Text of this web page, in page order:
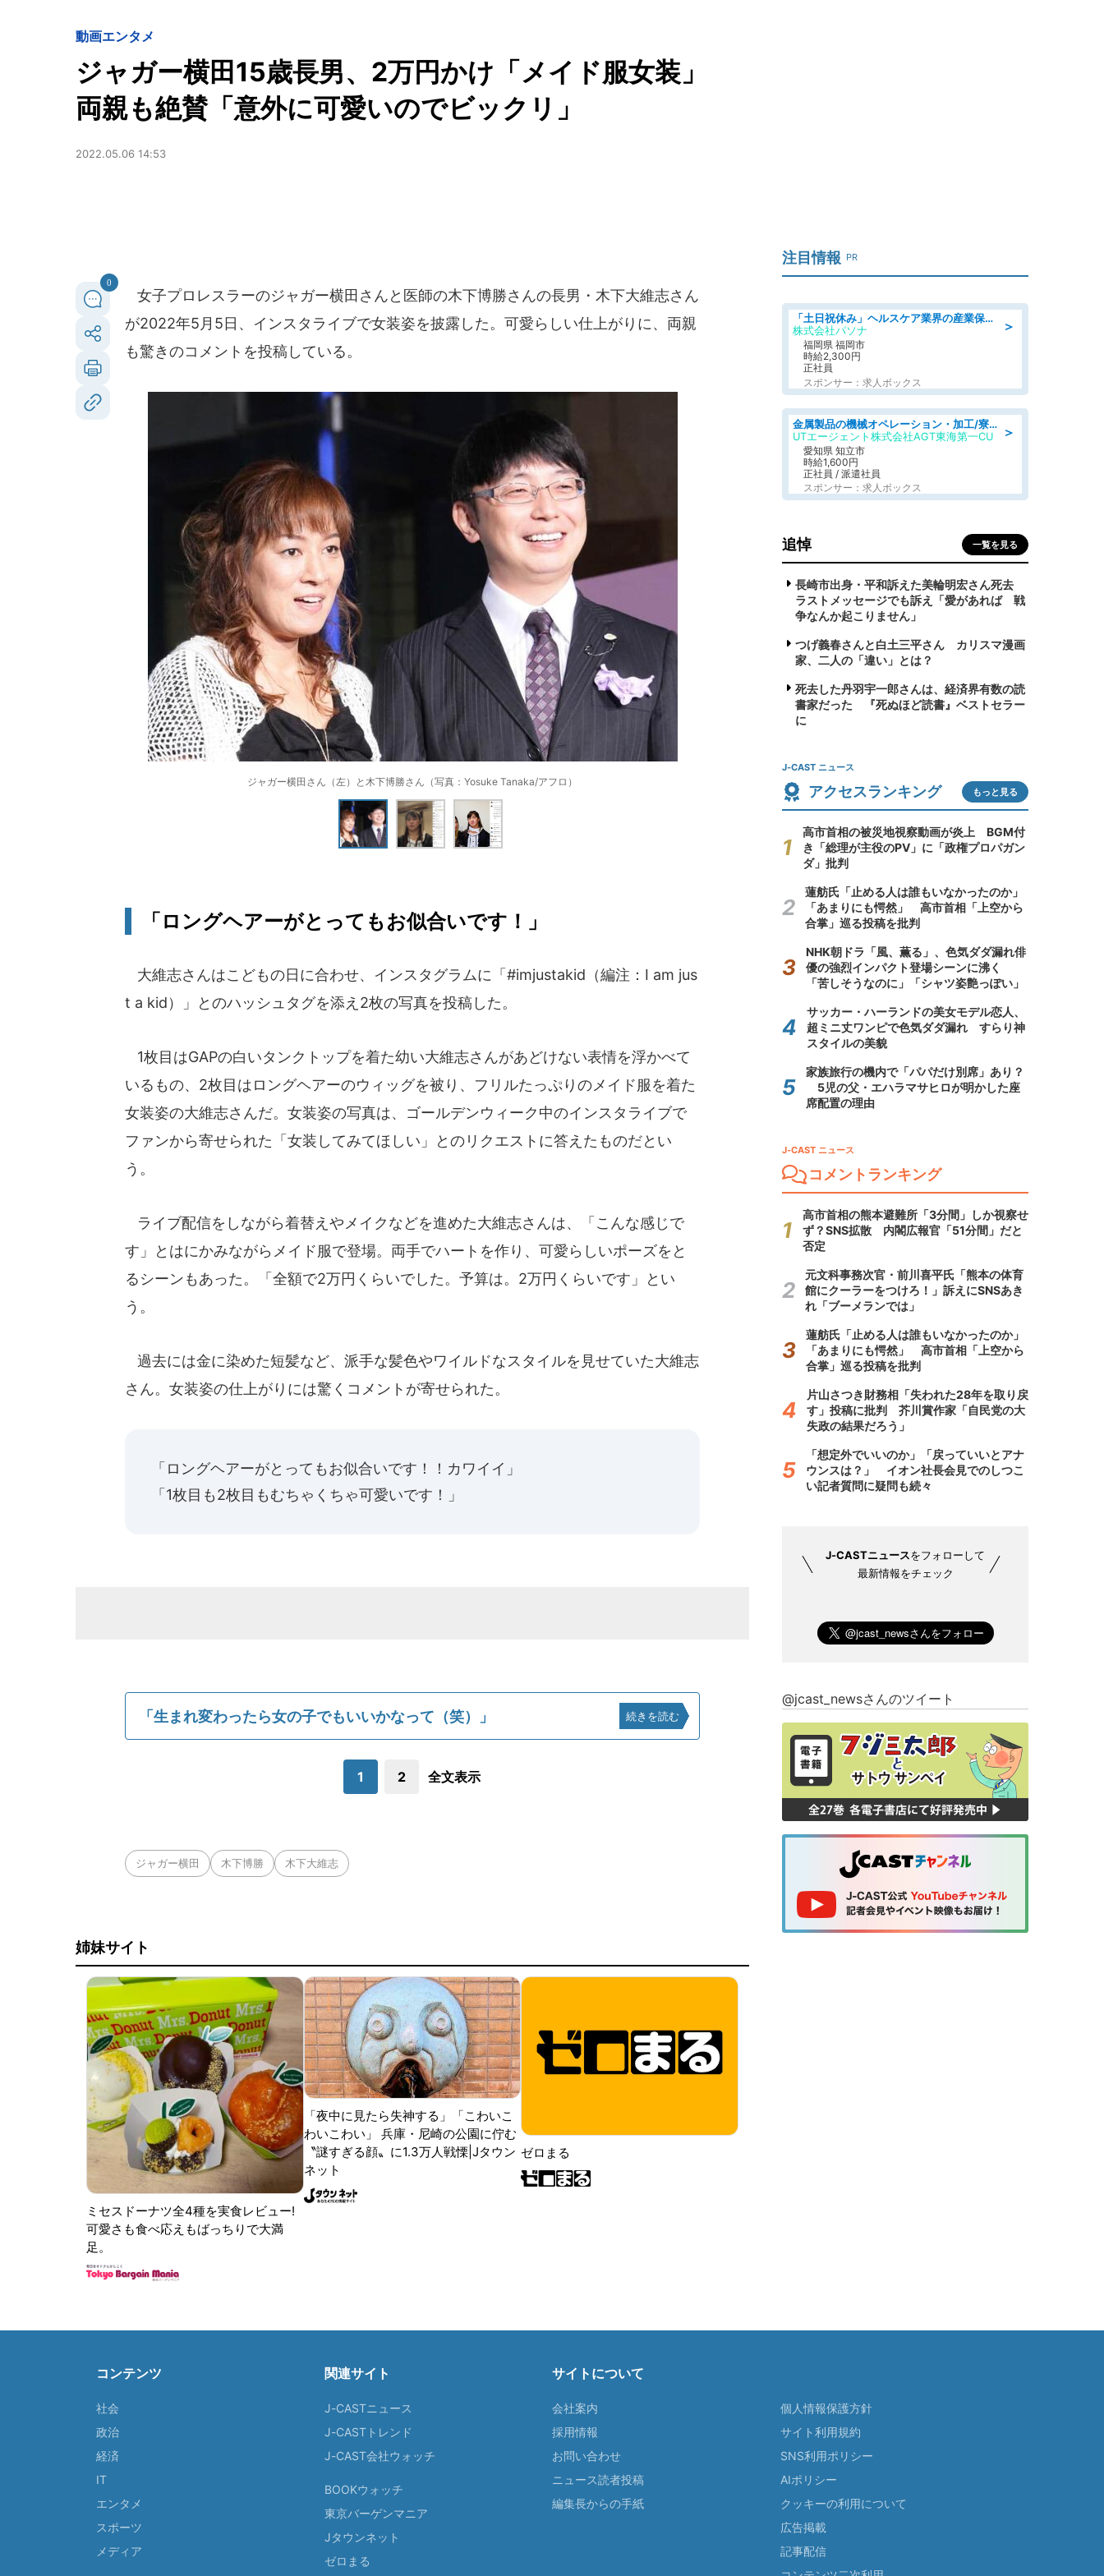
動画エンタメ
ジャガー横田15歳長男、2万円かけ「メイド服女装」
両親も絶賛「意外に可愛いのでビックリ」
2022.05.06 14:53
0
女子プロレスラーのジャガー横田さんと医師の木下博勝さんの長男・木下大維志さん
が2022年5月5日、インスタライブで女装姿を披露した。可愛らしい仕上がりに、両親
も驚きのコメントを投稿している。
ジャガー横田さん（左）と木下博勝さん（写真：Yosuke Tanaka/アフロ）
「ロングヘアーがとってもお似合いです！」
大維志さんはこどもの日に合わせ、インスタグラムに「#imjustakid（編注：I am jus
t a kid）」とのハッシュタグを添え2枚の写真を投稿した。
1枚目はGAPの白いタンクトップを着た幼い大維志さんがあどけない表情を浮かべて
いるもの、2枚目はロングヘアーのウィッグを被り、フリルたっぷりのメイド服を着た
女装姿の大維志さんだ。女装姿の写真は、ゴールデンウィーク中のインスタライブで
ファンから寄せられた「女装してみてほしい」とのリクエストに答えたものだとい
う。
ライブ配信をしながら着替えやメイクなどを進めた大維志さんは、「こんな感じで
す」とはにかみながらメイド服で登場。両手でハートを作り、可愛らしいポーズをと
るシーンもあった。「全額で2万円くらいでした。予算は。2万円くらいです」とい
う。
過去には金に染めた短髪など、派手な髪色やワイルドなスタイルを見せていた大維志
さん。女装姿の仕上がりには驚くコメントが寄せられた。
「ロングヘアーがとってもお似合いです！！カワイイ」
「1枚目も2枚目もむちゃくちゃ可愛いです！」
「生まれ変わったら女の子でもいいかなって（笑）」 続きを読む
1 2 全文表示
ジャガー横田 木下博勝 木下大維志
姉妹サイト
ミセスドーナツ全4種を実食レビュー!
可愛さも食べ応えもばっちりで大満
足。
「夜中に見たら失神する」「こわいこ
わいこわい」 兵庫・尼崎の公園に佇む
〝謎すぎる顔〟に1.3万人戦慄|Jタウン
ネット
ゼロまる
注目情報 PR
＞
「土日祝休み」ヘルスケア業界の産業保健師/高時給/未経験OK/要資格:保健師、正看護師
株式会社パソナ
福岡県 福岡市
時給2,300円
正社員
スポンサー：求人ボックス
＞
金属製品の機械オペレーション・加工/寮完備/日払い/工場・製造
UTエージェント株式会社AGT東海第一CU
愛知県 知立市
時給1,600円
正社員 / 派遣社員
スポンサー：求人ボックス
追悼 一覧を見る
長崎市出身・平和訴えた美輪明宏さん死去
ラストメッセージでも訴え「愛があれば 戦
争なんか起こりません」
つげ義春さんと白土三平さん カリスマ漫画
家、二人の「違い」とは？
死去した丹羽宇一郎さんは、経済界有数の読
書家だった 『死ぬほど読書』ベストセラー
に
J-CAST ニュース
アクセスランキング もっと見る
高市首相の被災地視察動画が炎上 BGM付
き「総理が主役のPV」に「政権プロパガン
ダ」批判
蓮舫氏「止める人は誰もいなかったのか」
「あまりにも愕然」 高市首相「上空から
合掌」巡る投稿を批判
NHK朝ドラ「風、薫る」、色気ダダ漏れ俳
優の強烈インパクト登場シーンに沸く
「苦しそうなのに」「シャツ姿艶っぽい」
サッカー・ハーランドの美女モデル恋人、
超ミニ丈ワンピで色気ダダ漏れ すらり神
スタイルの美貌
家族旅行の機内で「パパだけ別席」あり？
5児の父・エハラマサヒロが明かした座
席配置の理由
J-CAST ニュース
コメントランキング
高市首相の熊本避難所「3分間」しか視察せ
ず？SNS拡散 内閣広報官「51分間」だと
否定
元文科事務次官・前川喜平氏「熊本の体育
館にクーラーをつけろ！」訴えにSNSあき
れ「ブーメランでは」
蓮舫氏「止める人は誰もいなかったのか」
「あまりにも愕然」 高市首相「上空から
合掌」巡る投稿を批判
片山さつき財務相「失われた28年を取り戻
す」投稿に批判 芥川賞作家「自民党の大
失政の結果だろう」
「想定外でいいのか」「戻っていいとアナ
ウンスは？」 イオン社長会見でのしつこ
い記者質問に疑問も続々
J-CASTニュースをフォローして
最新情報をチェック
@jcast_newsさんのツイート
コンテンツ
社会
政治
経済
IT
エンタメ
スポーツ
メディア
関連サイト
J-CASTニュース
J-CASTトレンド
J-CAST会社ウォッチ
BOOKウォッチ
東京バーゲンマニア
Jタウンネット
ゼロまる
サイトについて
会社案内
採用情報
お問い合わせ
ニュース読者投稿
編集長からの手紙
個人情報保護方針
サイト利用規約
SNS利用ポリシー
AIポリシー
クッキーの利用について
広告掲載
記事配信